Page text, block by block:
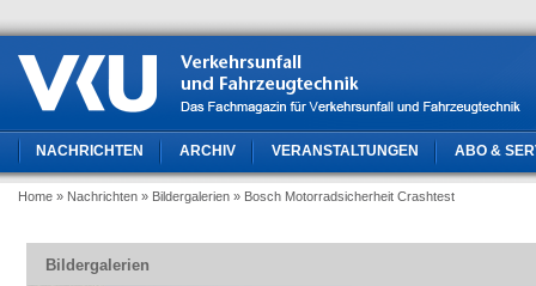
NACHRICHTEN ARCHIV VERANSTALTUNGEN ABO &
Home » Nachrichten » Bildergalerien » Bosch Motorradsicherheit Crashtest
Bildergalerien